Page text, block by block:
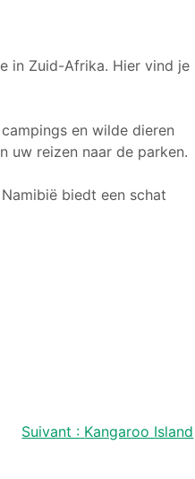
in Zuid-Afrika. Hier vind je
en wilde dieren
uw reizen naar de parken.
biedt een schat
Suivant : Kangaroo Island